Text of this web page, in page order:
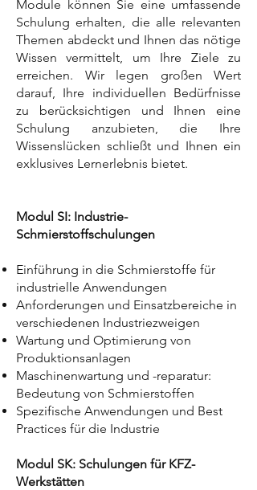
Module können Sie eine umfassende
Schulung erhalten, die alle relevanten
Themen abdeckt und Ihnen das nötige
Wissen vermittelt, um Ihre Ziele zu
erreichen. Wir legen großen Wert
darauf, Ihre individuellen Bedürfnisse
zu berücksichtigen und Ihnen eine
Schulung anzubieten, die Ihre
Wissenslücken schließt und Ihnen ein
exklusives Lernerlebnis bietet.
Modul SI: Industrie-
Schmierstoffschulungen
Einführung in die Schmierstoffe für
industrielle Anwendungen
Anforderungen und Einsatzbereiche in
verschiedenen Industriezweigen
Wartung und Optimierung von
Produktionsanlagen
Maschinenwartung und -reparatur:
Bedeutung von Schmierstoffen
Spezifische Anwendungen und Best
Practices für die Industrie
Modul SK: Schulungen für KFZ-
Werkstätten